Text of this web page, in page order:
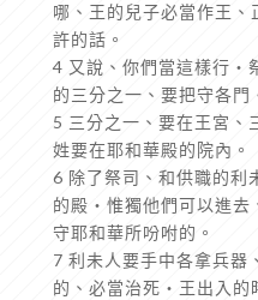
哪、王的兒子必當作王
許的話。
4 又說、你們當這樣行‧
的三分之一、要把守各門
5 三分之一、要在王宮
姓要在耶和華殿的院內。
6 除了祭司、和供職的利
的殿‧惟獨他們可以進去
守耶和華所吩咐的。
7 利未人要手中各拿兵
的、必當治死‧王出入的